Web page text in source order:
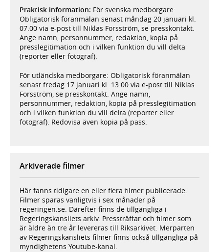
Praktisk information: För svenska medborgare:
Obligatorisk föranmälan senast måndag 20 januari kl.
07.00 via e-post till Niklas Forsström, se presskontakt.
Ange namn, personnummer, redaktion, kopia på
presslegitimation och i vilken funktion du vill delta
(reporter eller fotograf).
För utländska medborgare: Obligatorisk föranmälan
senast fredag 17 januari kl. 13.00 via e-post till Niklas
Forsström, se presskontakt. Ange namn,
personnummer, redaktion, kopia på presslegitimation
och i vilken funktion du vill delta (reporter eller
fotograf). Redovisa även kopia på pass.
Arkiverade filmer
Här fanns tidigare en eller flera filmer publicerade.
Filmer sparas vanligtvis i sex månader på
regeringen.se. Därefter finns de tillgängliga i
Regeringskansliets arkiv. Pressträffar och filmer som
är äldre än tre år levereras till Riksarkivet. Merparten
av Regeringskansliets filmer finns också tillgängliga på
myndighetens Youtube-kanal.